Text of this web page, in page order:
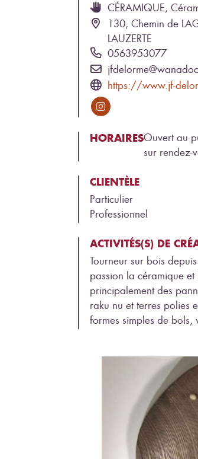
CÉRAMIQUE,
130, Chemin de
LAUZERTE
0563953077
https://www.jf-
HORAIRESOuvert au
sur rendez-
CLIENTÈLE
Particulier
Professionnel
ACTIVITÉS(S) DE
Tourneur sur bois
passion la céramique
principalement des
raku nu et terres polies
formes simples de bols,